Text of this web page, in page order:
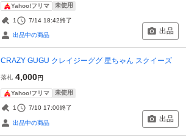
Yahoo!フリマ 未使用
1 7/14 18:42終了
出品中の商品 出品
CRAZY GUGU クレイジーググ 星ちゃん スクイーズ
落札 4,000円
Yahoo!フリマ 未使用
1 7/10 17:00終了
出品中の商品 出品